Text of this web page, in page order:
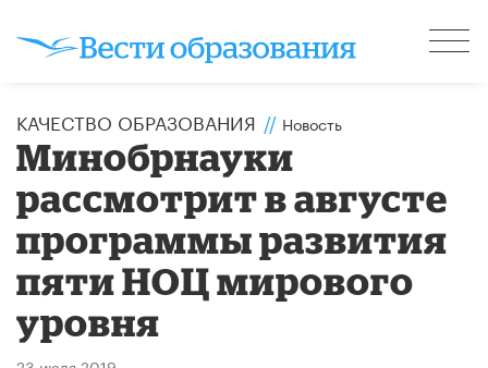
КАЧЕСТВО ОБРАЗОВАНИЯ // Новость
Минобрнауки
рассмотрит в августе
программы развития
пяти НОЦ мирового
уровня